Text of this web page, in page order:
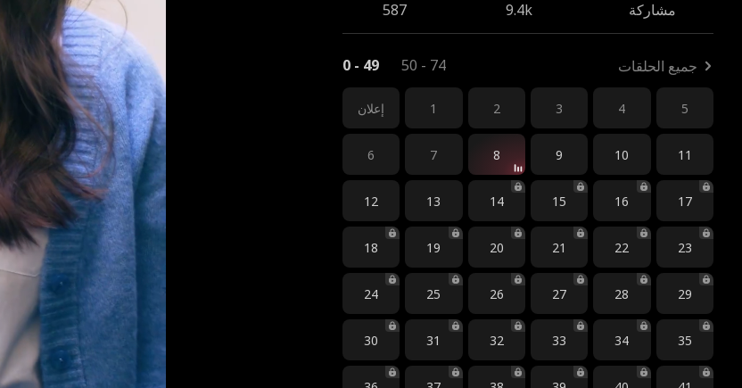
587 9.4k مشاركة
0 - 49 50 - 74 جميع الحلقات
إعلان 1 2 3 4 5
6 7 8 9 10 11
12 13 14 15 16 17
18 19 20 21 22 23
24 25 26 27 28 29
30 31 32 33 34 35